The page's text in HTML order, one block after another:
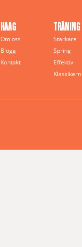
HAAG
Om oss
Blogg
Kontakt
TRÄNING
Starkare
Spring
Effektiv
Klassikern